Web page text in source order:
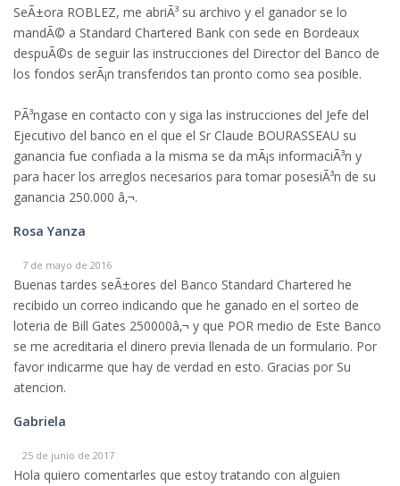
SeÃ±ora ROBLEZ, me abriÃ³ su archivo y el ganador se lo
mandÃ© a Standard Chartered Bank con sede en Bordeaux
despuÃ©s de seguir las instrucciones del Director del Banco de
los fondos serÃ¡n transferidos tan pronto como sea posible.
PÃ³ngase en contacto con y siga las instrucciones del Jefe del
Ejecutivo del banco en el que el Sr Claude BOURASSEAU su
ganancia fue confiada a la misma se da mÃ¡s informaciÃ³n y
para hacer los arreglos necesarios para tomar posesiÃ³n de su
ganancia 250.000 â‚¬.
Rosa Yanza
7 de mayo de 2016
Buenas tardes seÃ±ores del Banco Standard Chartered he
recibido un correo indicando que he ganado en el sorteo de
loteria de Bill Gates 250000â‚¬ y que POR medio de Este Banco
se me acreditaria el dinero previa llenada de un formulario. Por
favor indicarme que hay de verdad en esto. Gracias por Su
atencion.
Gabriela
25 de junio de 2017
Hola quiero comentarles que estoy tratando con alguien